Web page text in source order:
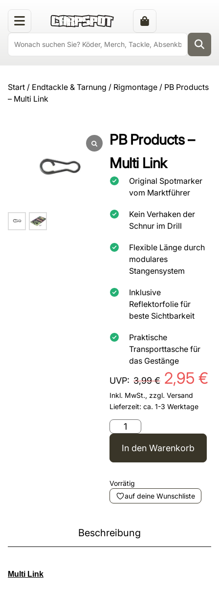
Start / Endtackle & Tarnung / Rigmontage / PB Products
– Multi Link
PB Products –
Multi Link
Original Spotmarker
vom Marktführer
Kein Verhaken der
Schnur im Drill
Flexible Länge durch
modulares
Stangensystem
Inklusive
Reflektorfolie für
beste Sichtbarkeit
Praktische
Transporttasche für
das Gestänge
UVP: 3,99€ 2,95 €
Inkl. MwSt., zzgl. Versand
Lieferzeit: ca. 1-3 Werktage
In den Warenkorb
Vorrätig
auf deine Wunschliste
Beschreibung
Multi Link